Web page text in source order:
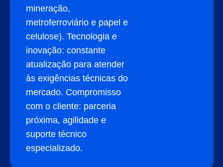
mineração,
metroferroviário e papel e
celulose). Tecnologia e
inovação: constante
atualização para atender
às exigências técnicas do
mercado. Compromisso
com o cliente: parceria
próxima, agilidade e
suporte técnico
especializado.